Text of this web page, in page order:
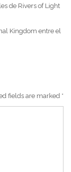
de Rivers of Light
Kingdom entre el
fields are marked *